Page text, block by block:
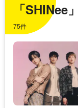
「SHINee
75件